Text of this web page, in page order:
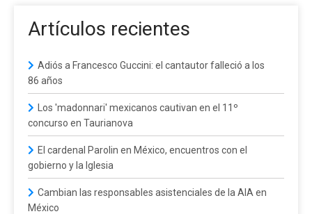
Artículos recientes
Adiós a Francesco Guccini: el cantautor falleció a los
86 años
Los 'madonnari' mexicanos cautivan en el 11º
concurso en Taurianova
El cardenal Parolin en México, encuentros con el
gobierno y la Iglesia
Cambian las responsables asistenciales de la AIA en
México